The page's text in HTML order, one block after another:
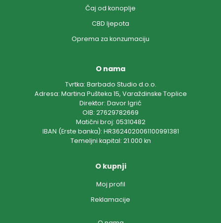
Čaj od konoplje
CBD ljepota
Oprema za konzumaciju
O nama
Tvrtka: Barbado Studio d.o.o.
Adresa: Martina Pušteka 15, Varaždinske Toplice
Direktor: Davor Igrić
OIB: 27629782669
Matični broj: 05310482
IBAN (Erste banka): HR3624020061100991381
Temeljni kapital: 21.000 kn
O kupnji
Moj profil
Reklamacije